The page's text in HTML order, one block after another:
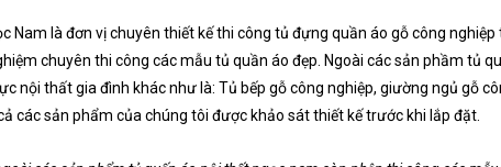
Nam là đơn vị chuyên thiết kế thi công tủ đựng quần áo gỗ công
chuyên thi công các mẫu tủ quần áo đẹp. Ngoài các sản phầm tủ
nội thất gia đình khác như là: Tủ bếp gỗ công nghiệp, giường ngủ gỗ
các sản phẩm của chúng tôi được khảo sát thiết kế trước khi lắp đặt.